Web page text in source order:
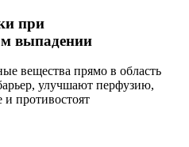
при
выпадении
вещества прямо в область
улучшают перфузию,
противостоят